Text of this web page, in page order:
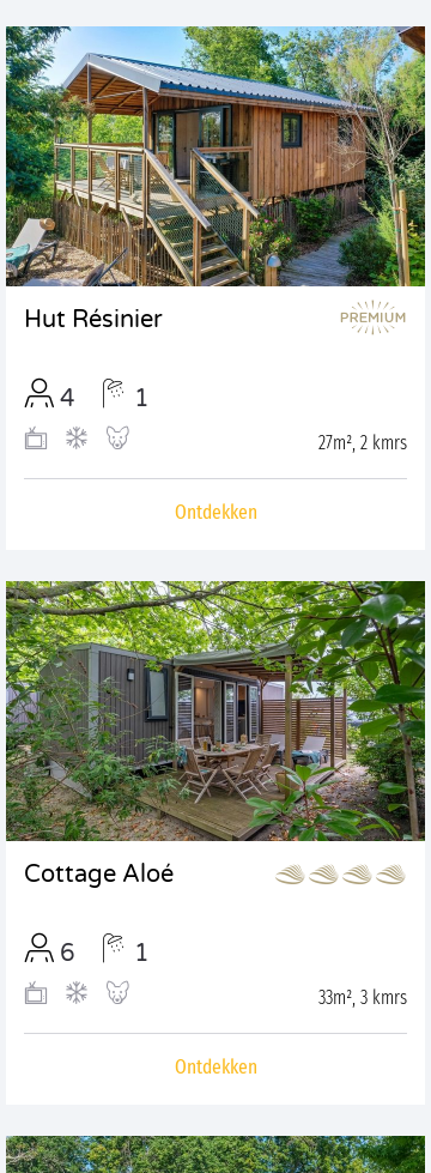
Hut Résinier
4 1
27m², 2 kmrs
Ontdekken
Cottage Aloé
6 1
33m², 3 kmrs
Ontdekken